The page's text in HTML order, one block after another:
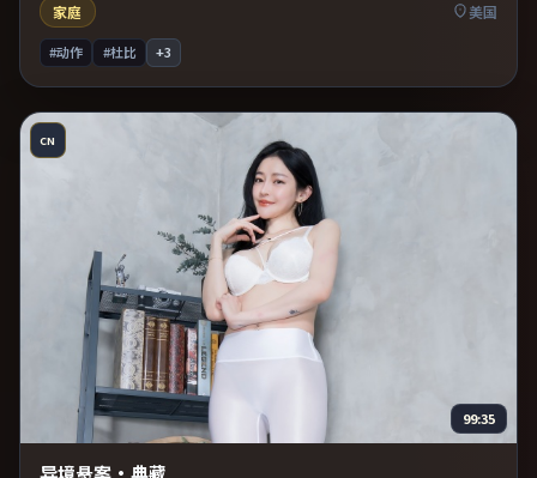
家庭
美国
#动作 #杜比 +3
CN
99:35
异境悬案·典藏